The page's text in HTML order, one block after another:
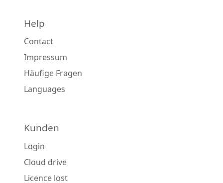
Help
Contact
Impressum
Häufige Fragen
Languages
Kunden
Login
Cloud drive
Licence lost